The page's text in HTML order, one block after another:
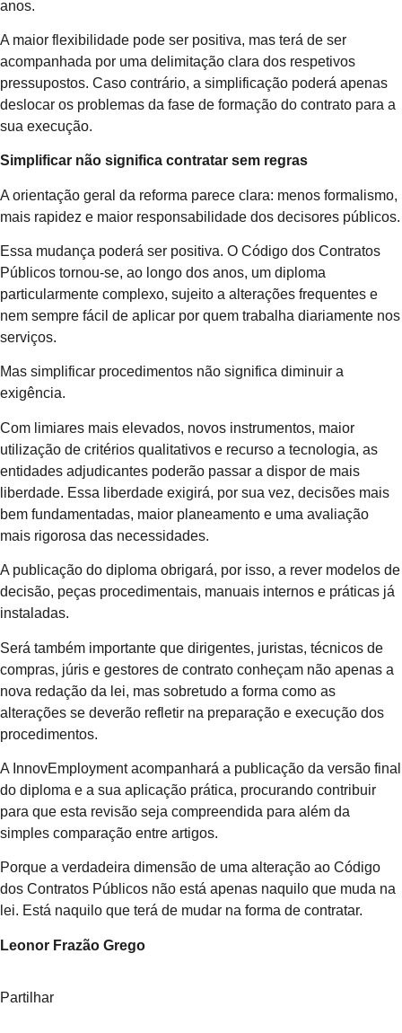
anos.
A maior flexibilidade pode ser positiva, mas terá de ser
acompanhada por uma delimitação clara dos respetivos
pressupostos. Caso contrário, a simplificação poderá apenas
deslocar os problemas da fase de formação do contrato para a
sua execução.
Simplificar não significa contratar sem regras
A orientação geral da reforma parece clara: menos formalismo,
mais rapidez e maior responsabilidade dos decisores públicos.
Essa mudança poderá ser positiva. O Código dos Contratos
Públicos tornou-se, ao longo dos anos, um diploma
particularmente complexo, sujeito a alterações frequentes e
nem sempre fácil de aplicar por quem trabalha diariamente nos
serviços.
Mas simplificar procedimentos não significa diminuir a
exigência.
Com limiares mais elevados, novos instrumentos, maior
utilização de critérios qualitativos e recurso a tecnologia, as
entidades adjudicantes poderão passar a dispor de mais
liberdade. Essa liberdade exigirá, por sua vez, decisões mais
bem fundamentadas, maior planeamento e uma avaliação
mais rigorosa das necessidades.
A publicação do diploma obrigará, por isso, a rever modelos de
decisão, peças procedimentais, manuais internos e práticas já
instaladas.
Será também importante que dirigentes, juristas, técnicos de
compras, júris e gestores de contrato conheçam não apenas a
nova redação da lei, mas sobretudo a forma como as
alterações se deverão refletir na preparação e execução dos
procedimentos.
A InnovEmployment acompanhará a publicação da versão final
do diploma e a sua aplicação prática, procurando contribuir
para que esta revisão seja compreendida para além da
simples comparação entre artigos.
Porque a verdadeira dimensão de uma alteração ao Código
dos Contratos Públicos não está apenas naquilo que muda na
lei. Está naquilo que terá de mudar na forma de contratar.
Leonor Frazão Grego
Partilhar